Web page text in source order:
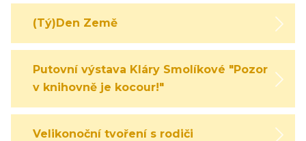
(Tý)Den Země
Putovní výstava Kláry Smolíkové "Pozor,
v knihovně je kocour!"
Velikonoční tvoření s rodiči